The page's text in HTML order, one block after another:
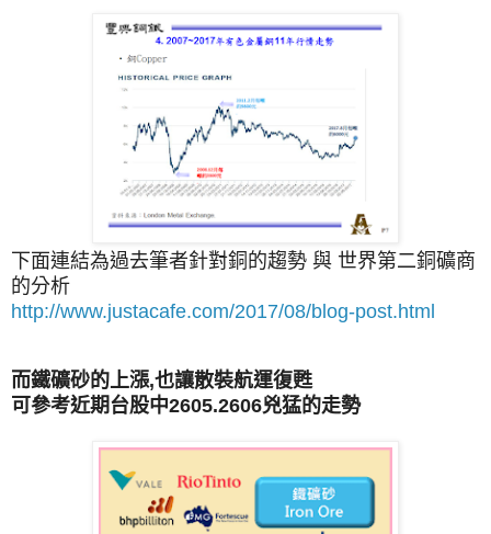
下面連結為過去筆者針對銅的趨勢 與 世界第二銅礦商
的分析
http://www.justacafe.com/2017/08/blog-post.html
而鐵礦砂的上漲,也讓散裝航運復甦
可參考近期台股中2605.2606兇猛的走勢